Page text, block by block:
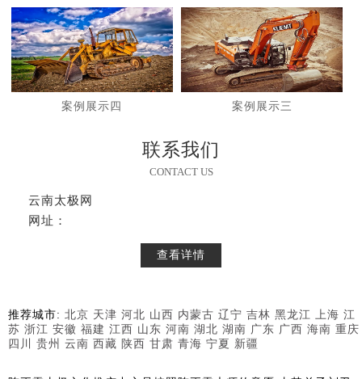
案例展示四 案例展示三
联系我们
CONTACT US
云南太极网
网址：
查看详情
推荐城市: 北京 天津 河北 山西 内蒙古 辽宁 吉林 黑龙江 上海 江
苏 浙江 安徽 福建 江西 山东 河南 湖北 湖南 广东 广西 海南 重庆
四川
贵州 云南 西藏 陕西 甘肃 青海 宁夏 新疆